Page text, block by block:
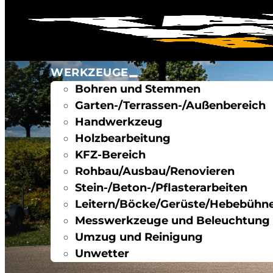
WERKZEUGE
Bohren und Stemmen
Garten-/Terrassen-/Außenbereich
Handwerkzeug
Holzbearbeitung
KFZ-Bereich
Rohbau/Ausbau/Renovieren
Stein-/Beton-/Pflasterarbeiten
Leitern/Böcke/Gerüste/
Messwerkzeuge und Beleuchtung
Umzug und Reinigung
Unwetter